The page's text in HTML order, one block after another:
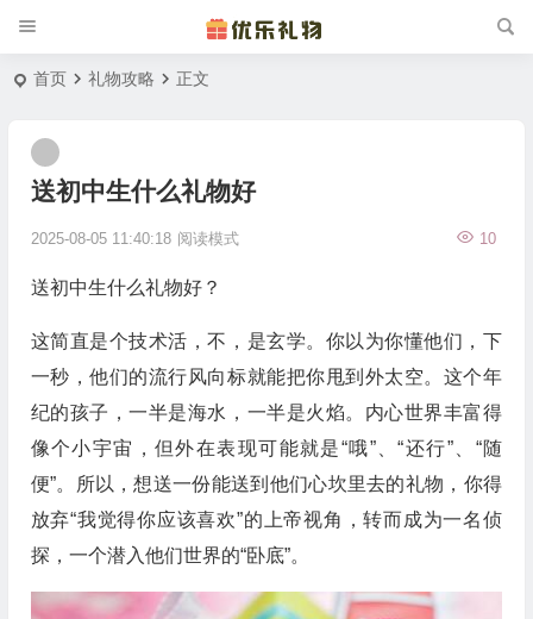
首页 礼物攻略 正文
送初中生什么礼物好
2025-08-05 11:40:18 10
阅读模式
送初中生什么礼物好？
这简直是个技术活，不，是玄学。你以为你懂他们，下
一秒，他们的流行风向标就能把你甩到外太空。这个年
纪的孩子，一半是海水，一半是火焰。内心世界丰富得
像个小宇宙，但外在表现可能就是“哦”、“还行”、“随
便”。所以，想送一份能送到他们心坎里去的礼物，你得
放弃“我觉得你应该喜欢”的上帝视角，转而成为一名侦
探，一个潜入他们世界的“卧底”。